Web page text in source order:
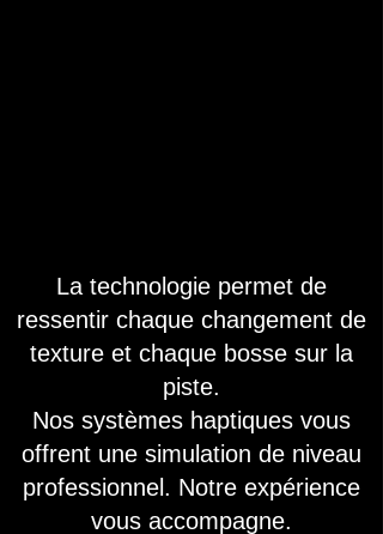
La technologie permet de
ressentir chaque changement de
texture et chaque bosse sur la
piste.
Nos systèmes haptiques vous
offrent une simulation de niveau
professionnel. Notre expérience
vous accompagne.